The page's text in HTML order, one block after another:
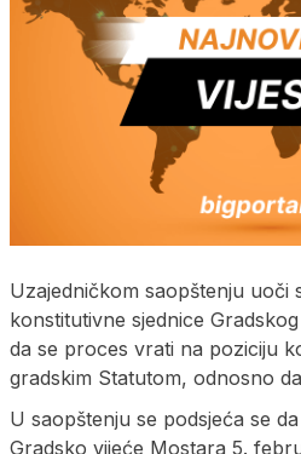
Uzajedničkom saopštenju uoči
konstitutivne sjednice
da se proces vrati na poziciju
gradskim Statutom, odnosno
U saopštenju se podsjeća se
Gradsko vijeće Mostara 5.